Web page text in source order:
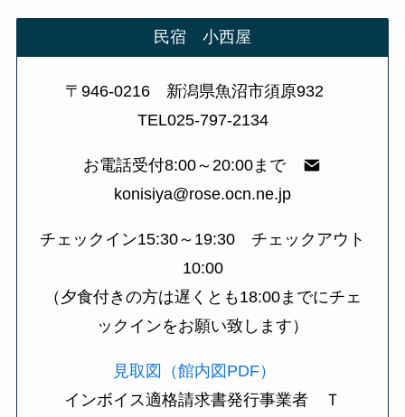
民宿 小西屋
〒946-0216 新潟県魚沼市須原932
TEL025-797-2134
お電話受付8:00～20:00まで
konisiya@rose.ocn.ne.jp
チェックイン15:30～19:30 チェックアウト
10:00
（夕食付きの方は遅くとも18:00までにチェ
ックインをお願い致します）
見取図（館内図PDF）
インボイス適格請求書発行事業者 Ｔ